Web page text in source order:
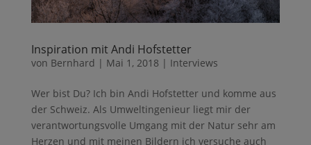
Inspiration mit Andi Hofstetter
von Bernhard | Mai 1, 2018 | Interviews
Wer bist Du? Ich bin Andi Hofstetter und komme aus
der Schweiz. Als Umweltingenieur liegt mir der
verantwortungsvolle Umgang mit der Natur sehr am
Herzen und mit meinen Bildern ich versuche auch